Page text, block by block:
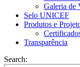
Galeria de
Selo UNICEF
Produtos e
Transparência
Search: